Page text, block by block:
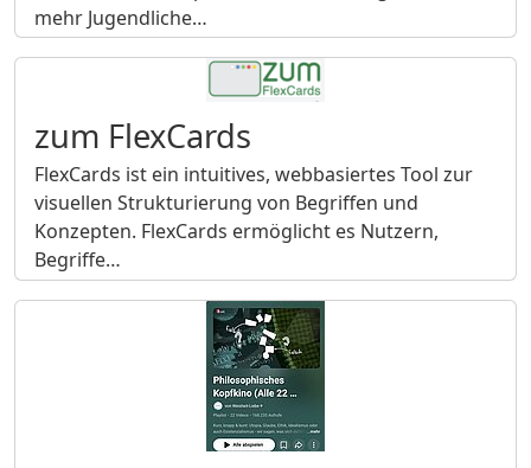
mehr Jugendliche…
zum FlexCards
FlexCards ist ein intuitives, webbasiertes Tool zur
visuellen Strukturierung von Begriffen und
Konzepten. FlexCards ermöglicht es Nutzern,
Begriffe…